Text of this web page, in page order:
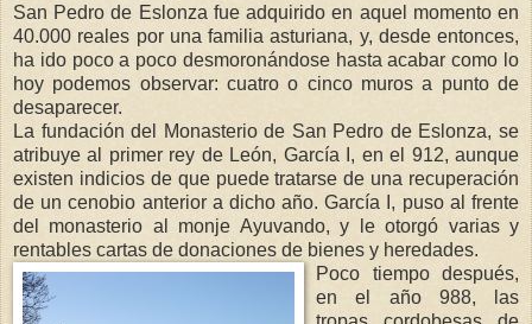
San Pedro de Eslonza fue adquirido en aquel momento en
40.000 reales por una familia asturiana, y, desde entonces,
ha ido poco a poco desmoronándose hasta acabar como lo
hoy podemos observar: cuatro o cinco muros a punto de
desaparecer.
La fundación del Monasterio de San Pedro de Eslonza, se
atribuye al primer rey de León, García I, en el 912, aunque
existen indicios de que puede tratarse de una recuperación
de un cenobio anterior a dicho año. García I, puso al frente
del monasterio al monje Ayuvando, y le otorgó varias y
rentables cartas de donaciones de bienes y heredades.
Poco tiempo después,
en el año 988, las